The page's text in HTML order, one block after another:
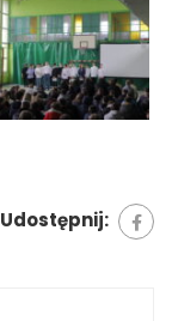
Udostępnij: